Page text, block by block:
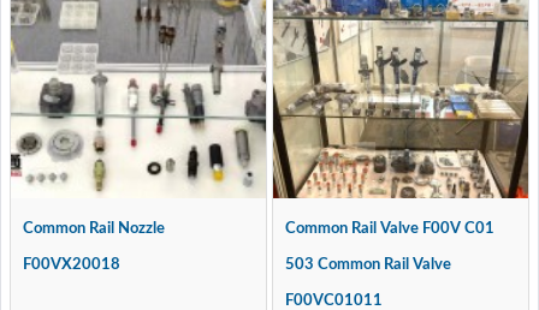
Common Rail Nozzle
F00VX20018
Common Rail Valve F00V C01
503 Common Rail Valve
F00VC01011